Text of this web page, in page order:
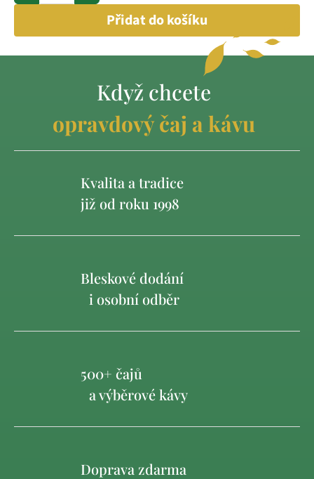
Přidat do košíku
Když chcete
opravdový čaj a kávu
Kvalita a tradice
již od roku 1998
Bleskové dodání
i osobní odběr
500+ čajů
a výběrové kávy
Doprava zdarma